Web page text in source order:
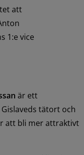
att
1:e vice
är ett
tätort och
att bli mer attraktivt